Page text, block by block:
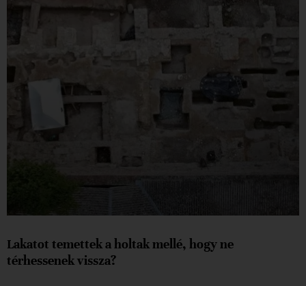
Lakatot temettek a holtak mellé, hogy ne
térhessenek vissza?